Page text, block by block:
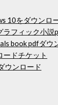
10をダウンロ
ラフィック小説
book pdfダウ
ードチケット
ウンロード